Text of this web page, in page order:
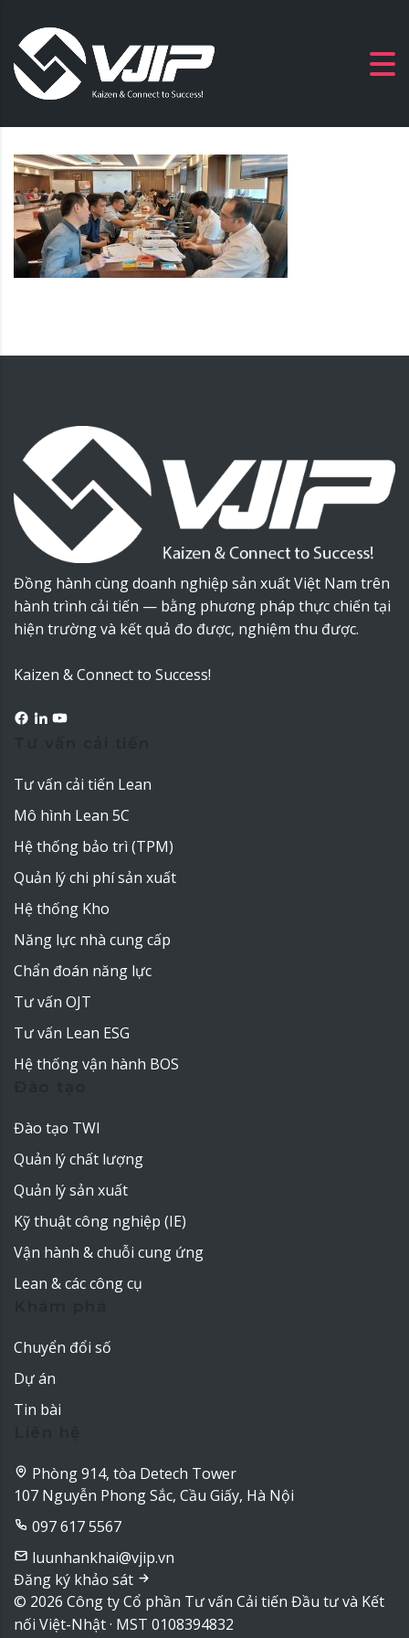
Đồng hành cùng doanh nghiệp sản xuất Việt Nam trên
hành trình cải tiến — bằng phương pháp thực chiến tại
hiện trường và kết quả đo được, nghiệm thu được.
Kaizen & Connect to Success!
Tư vấn cải tiến Lean
Mô hình Lean 5C
Hệ thống bảo trì (TPM)
Quản lý chi phí sản xuất
Hệ thống Kho
Năng lực nhà cung cấp
Chẩn đoán năng lực
Tư vấn OJT
Tư vấn Lean ESG
Hệ thống vận hành BOS
Đào tạo TWI
Quản lý chất lượng
Quản lý sản xuất
Kỹ thuật công nghiệp (IE)
Vận hành & chuỗi cung ứng
Lean & các công cụ
Chuyển đổi số
Dự án
Tin bài
Phòng 914, tòa Detech Tower
107 Nguyễn Phong Sắc, Cầu Giấy, Hà Nội
097 617 5567
luunhankhai@vjip.vn
Đăng ký khảo sát
© 2026 Công ty Cổ phần Tư vấn Cải tiến Đầu tư và Kết
nối Việt-Nhật · MST 0108394832